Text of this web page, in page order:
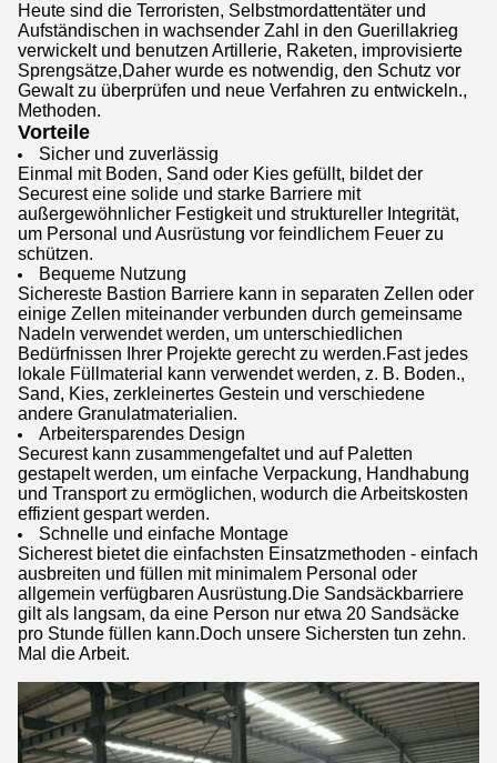
Heute sind die Terroristen, Selbstmordattentäter und
Aufständischen in wachsender Zahl in den Guerillakrieg
verwickelt und benutzen Artillerie, Raketen, improvisierte
Sprengsätze,Daher wurde es notwendig, den Schutz vor
Gewalt zu überprüfen und neue Verfahren zu entwickeln.,
Methoden.
Vorteile
Sicher und zuverlässig
Einmal mit Boden, Sand oder Kies gefüllt, bildet der
Securest eine solide und starke Barriere mit
außergewöhnlicher Festigkeit und struktureller Integrität,
um Personal und Ausrüstung vor feindlichem Feuer zu
schützen.
Bequeme Nutzung
Sichereste Bastion Barriere kann in separaten Zellen oder
einige Zellen miteinander verbunden durch gemeinsame
Nadeln verwendet werden, um unterschiedlichen
Bedürfnissen Ihrer Projekte gerecht zu werden.Fast jedes
lokale Füllmaterial kann verwendet werden, z. B. Boden.,
Sand, Kies, zerkleinertes Gestein und verschiedene
andere Granulatmaterialien.
Arbeitersparendes Design
Securest kann zusammengefaltet und auf Paletten
gestapelt werden, um einfache Verpackung, Handhabung
und Transport zu ermöglichen, wodurch die Arbeitskosten
effizient gespart werden.
Schnelle und einfache Montage
Sicherest bietet die einfachsten Einsatzmethoden - einfach
ausbreiten und füllen mit minimalem Personal oder
allgemein verfügbaren Ausrüstung.Die Sandsäckbarriere
gilt als langsam, da eine Person nur etwa 20 Sandsäcke
pro Stunde füllen kann.Doch unsere Sichersten tun zehn.
Mal die Arbeit.